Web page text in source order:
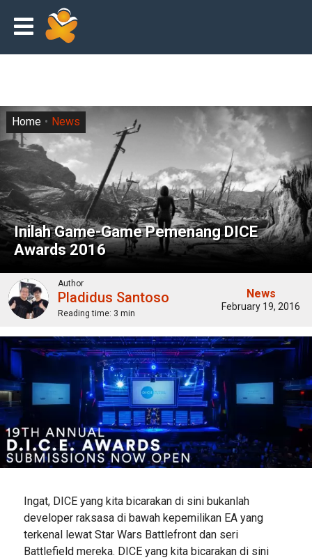
Inilah Game-Game Pemenang DICE
Awards 2016
Home News
Author
Pladidus Santoso
Reading time: 3 min
News
February 19, 2016
Ingat, DICE yang kita bicarakan di sini bukanlah
developer raksasa di bawah kepemilikan EA yang
terkenal lewat Star Wars Battlefront dan seri
Battlefield mereka. DICE yang kita bicarakan di sini